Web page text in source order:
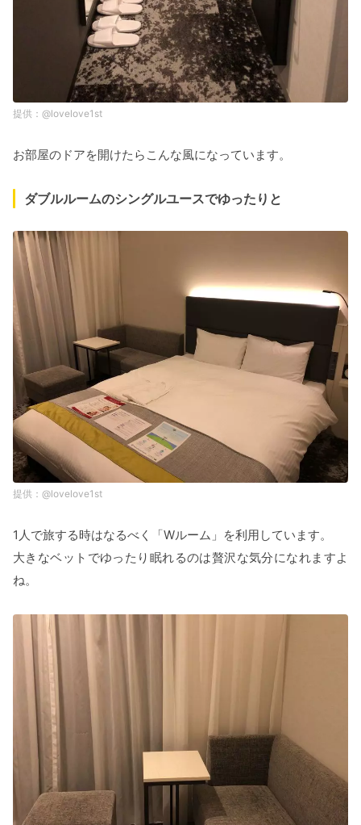
@lovelove1st
お部屋のドアを開けたらこんな風になっています。
ダブルルームのシングルユースでゆったりと
@lovelove1st
1人で旅する時はなるべく「Wルーム」を利用しています。
大きなベットでゆったり眠れるのは贅沢な気分になれますよ
ね。